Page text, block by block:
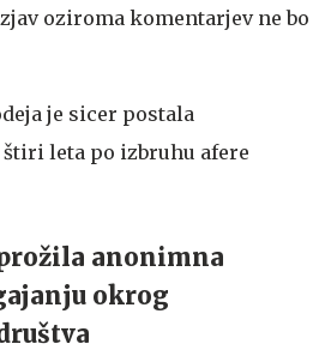
oziroma komentarjev ne bo
je sicer postala
leta po izbruhu afere
anonimna
okrog